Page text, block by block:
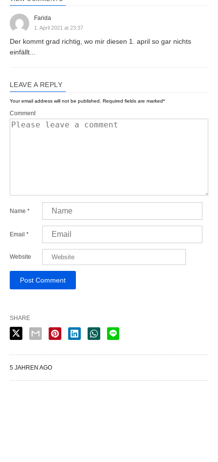
Farida
1. April 2021 at 23:37
Der kommt grad richtig, wo mir diesen 1. april so gar nichts
einfällt...
LEAVE A REPLY
Your email address will not be published. Required fields are marked*
Comment
Name *
Email *
Website
SHARE
5 JAHREN AGO